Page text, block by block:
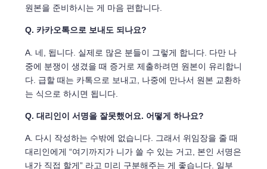
원본을 준비하시는 게 마음 편합니다.
Q. 카카오톡으로 보내도 되나요?
A. 네, 됩니다. 실제로 많은 분들이 그렇게 합니다. 다만 나
중에 분쟁이 생겼을 때 증거로 제출하려면 원본이 유리합니
다. 급할 때는 카톡으로 보내고, 나중에 만나서 원본 교환하
는 식으로 하시면 됩니다.
Q. 대리인이 서명을 잘못했어요. 어떻게 하나요?
A. 다시 작성하는 수밖에 없습니다. 그래서 위임장을 줄 때
대리인에게 “여기까지가 니가 쓸 수 있는 거고, 본인 서명은
내가 직접 할게” 라고 미리 구분해주는 게 좋습니다. 일부